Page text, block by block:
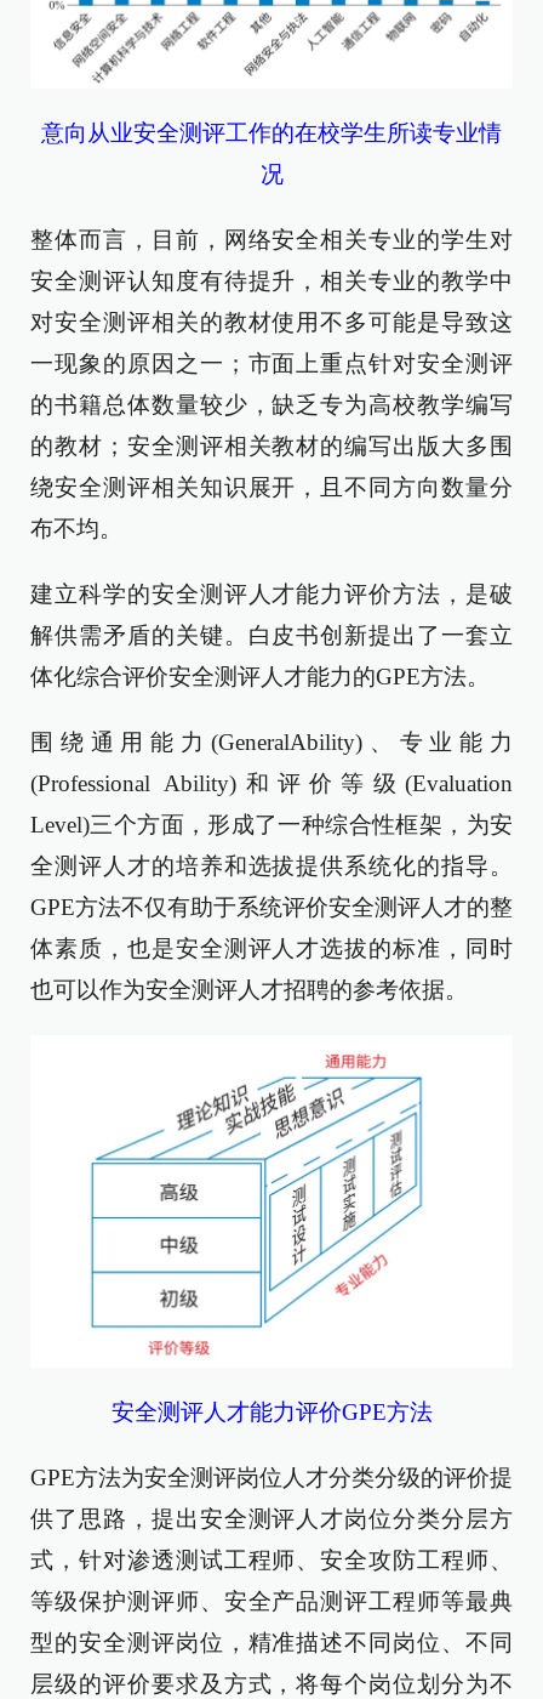
意向从业安全测评工作的在校学生所读专业情
况
整体而言，目前，网络安全相关专业的学生对
安全测评认知度有待提升，相关专业的教学中
对安全测评相关的教材使用不多可能是导致这
一现象的原因之一；市面上重点针对安全测评
的书籍总体数量较少，缺乏专为高校教学编写
的教材；安全测评相关教材的编写出版大多围
绕安全测评相关知识展开，且不同方向数量分
布不均。
建立科学的安全测评人才能力评价方法，是破
解供需矛盾的关键。白皮书创新提出了一套立
体化综合评价安全测评人才能力的GPE方法。
围绕通用能力(GeneralAbility)、专业能力
(Professional Ability)和评价等级(Evaluation
Level)三个方面，形成了一种综合性框架，为安
全测评人才的培养和选拔提供系统化的指导。
GPE方法不仅有助于系统评价安全测评人才的整
体素质，也是安全测评人才选拔的标准，同时
也可以作为安全测评人才招聘的参考依据。
安全测评人才能力评价GPE方法
GPE方法为安全测评岗位人才分类分级的评价提
供了思路，提出安全测评人才岗位分类分层方
式，针对渗透测试工程师、安全攻防工程师、
等级保护测评师、安全产品测评工程师等最典
型的安全测评岗位，精准描述不同岗位、不同
层级的评价要求及方式，将每个岗位划分为不